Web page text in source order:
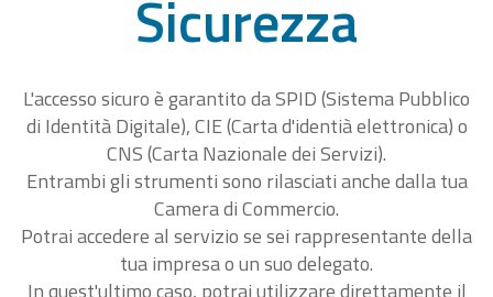
Sicurezza
L'accesso sicuro è garantito da SPID (Sistema Pubblico
di Identità Digitale), CIE (Carta d'identià elettronica) o
CNS (Carta Nazionale dei Servizi).
Entrambi gli strumenti sono rilasciati anche dalla tua
Camera di Commercio.
Potrai accedere al servizio se sei rappresentante della
tua impresa o un suo delegato.
In quest'ultimo caso, potrai utilizzare direttamente il